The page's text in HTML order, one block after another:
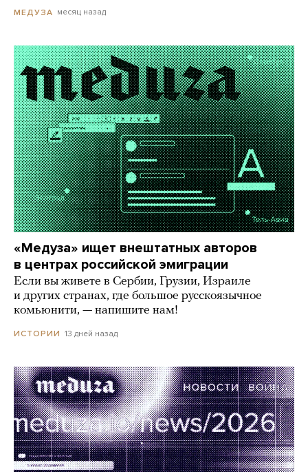
МЕДУЗА месяц назад
«Медуза» ищет внештатных авторов
в центрах российской эмиграции
Если вы живете в Сербии, Грузии, Израиле
и других странах, где большое русскоязычное
комьюнити, — напишите нам!
ИСТОРИИ 13 дней назад